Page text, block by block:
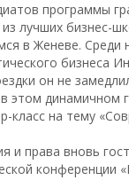
программы
лучших бизнес-
в Женеве.
бизнеса
он не
этом динамичном
класс на тему
и права вновь
конференции